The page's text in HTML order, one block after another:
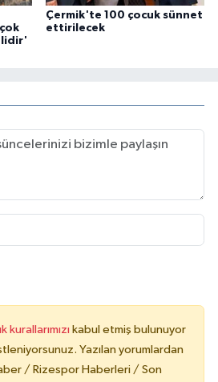
Çermik'te 100 çocuk sünnet
ettirilecek
kurallarımızı kabul etmiş bulunuyor
Yazılan yorumlardan
/ Rizespor Haberleri / Son